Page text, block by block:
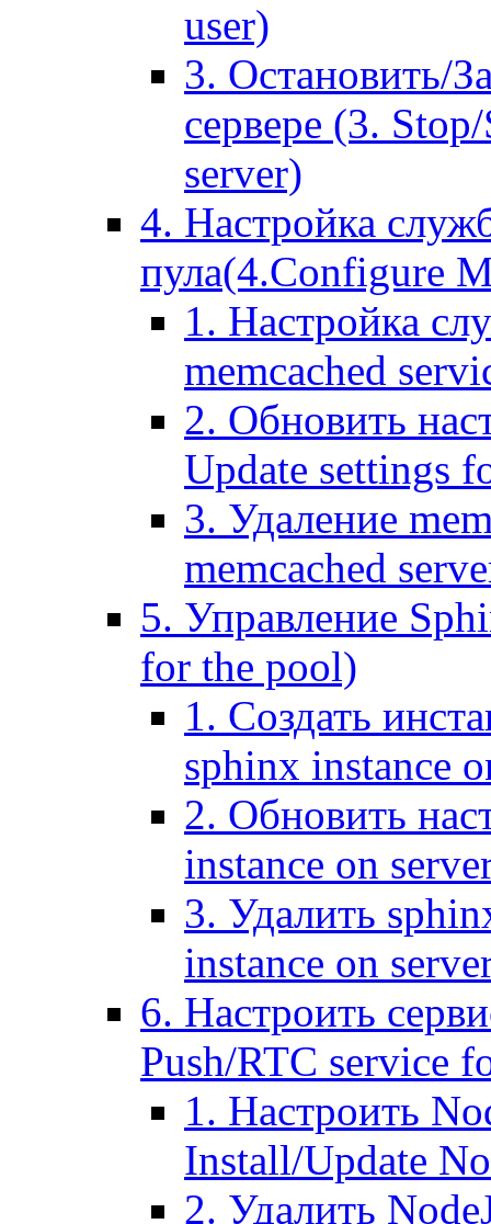
user)
3. Остановить/
сервере (3.
server)
4. Настройка
пула(4.Configure
1. Настройка
memcached
2. Обновить
Update settings
3. Удаление
memcached
5. Управление
for the pool)
1. Создать
sphinx instance
2. Обновить
instance on
3. Удалить
instance on
6. Настроить
Push/RTC service
1. Настроить
Install/Update
2. Удалить